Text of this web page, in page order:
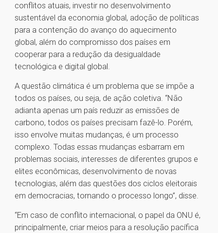
conflitos atuais, investir no desenvolvimento
sustentável da economia global, adoção de políticas
para a contenção do avanço do aquecimento
global, além do compromisso dos países em
cooperar para a redução da desigualdade
tecnológica e digital global.
A questão climática é um problema que se impõe a
todos os países, ou seja, de ação coletiva. “Não
adianta apenas um país reduzir as emissões de
carbono, todos os países precisam fazê-lo. Porém,
isso envolve muitas mudanças, é um processo
complexo. Todas essas mudanças esbarram em
problemas sociais, interesses de diferentes grupos e
elites econômicas, desenvolvimento de novas
tecnologias, além das questões dos ciclos eleitorais
em democracias, tornando o processo longo”, disse.
“Em caso de conflito internacional, o papel da ONU é,
principalmente, criar meios para a resolução pacífica